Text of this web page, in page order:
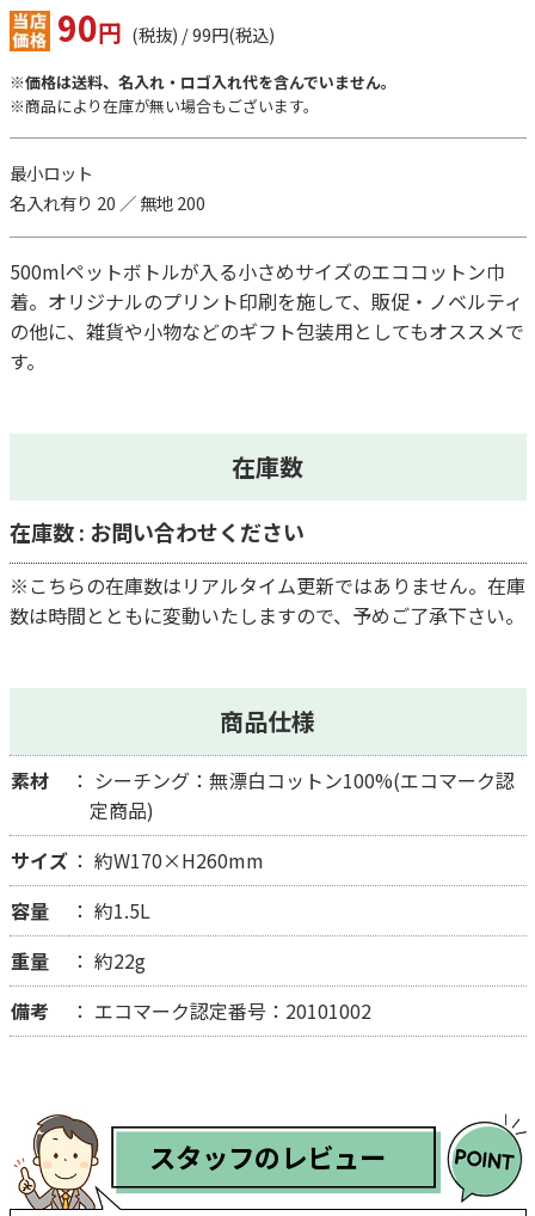
90円 (税抜) / 99円(税込)
※価格は送料、名入れ・ロゴ入れ代を含んでいません。
※商品により在庫が無い場合もございます。
最小ロット
名入れ有り 20 ／ 無地 200
500mlペットボトルが入る小さめサイズのエココットン巾
着。オリジナルのプリント印刷を施して、販促・ノベルティ
の他に、雑貨や小物などのギフト包装用としてもオススメで
す。
在庫数
在庫数 : お問い合わせください
※こちらの在庫数はリアルタイム更新ではありません。在庫
数は時間とともに変動いたしますので、予めご了承下さい。
商品仕様
素材
シーチング：無漂白コットン100%(エコマーク認
定商品)
サイズ
約W170×H260mm
容量
約1.5L
重量
約22g
備考
エコマーク認定番号：20101002
スタッフのレビュー